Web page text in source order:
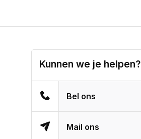
Kunnen we je helpen?
Bel ons
Mail ons